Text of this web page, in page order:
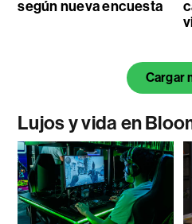
según nueva encuesta
Cargar
Lujos y vida en